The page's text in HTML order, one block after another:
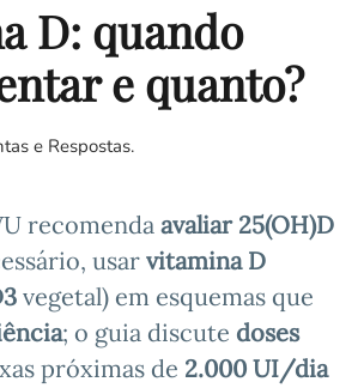
D: quando
e quanto?
e Respostas.
recomenda avaliar 25(OH)D
usar vitamina D
vegetal) em esquemas que
; o guia discute doses
próximas de 2.000 UI/dia